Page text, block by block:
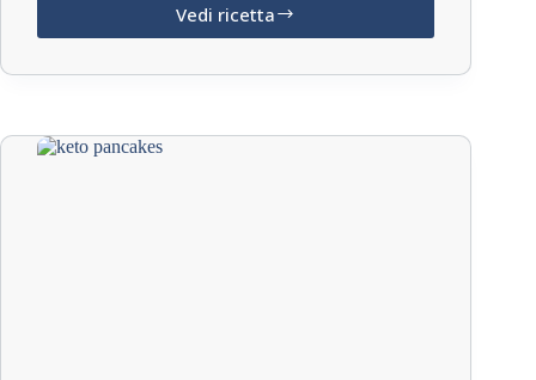
Vedi ricetta
Gratin
basso
carboidrati